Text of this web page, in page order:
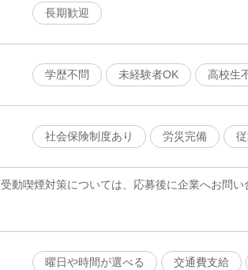
長期歓迎
学歴不問
未経験者OK 高校生
社会保険制度あり
労災完備
受動喫煙対策については、応募後に企業へお問い
曜日や時間が選べる
交通費支給